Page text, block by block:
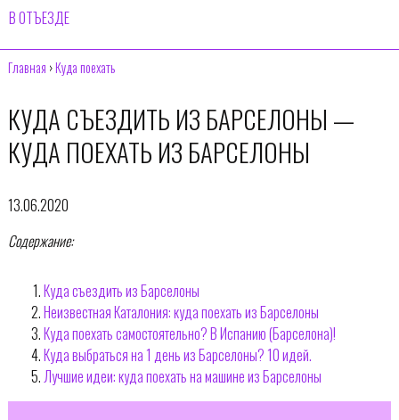
В ОТЪЕЗДЕ
Главная ›Куда поехать
КУДА СЪЕЗДИТЬ ИЗ БАРСЕЛОНЫ —
КУДА ПОЕХАТЬ ИЗ БАРСЕЛОНЫ
13.06.2020
Содержание:
Куда съездить из Барселоны
Неизвестная Каталония: куда поехать из Барселоны
Куда поехать самостоятельно? В Испанию (Барселона)!
Куда выбраться на 1 день из Барселоны? 10 идей.
Лучшие идеи: куда поехать на машине из Барселоны